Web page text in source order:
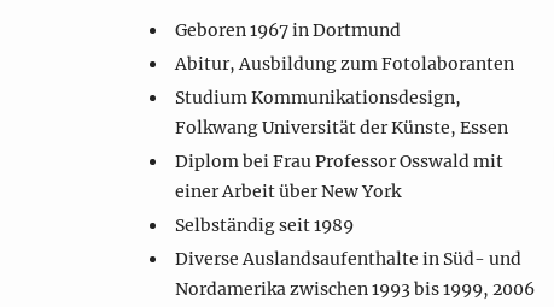
Geboren 1967 in Dortmund
Abitur, Ausbildung zum Fotolaboranten
Studium Kommunikationsdesign,
Folkwang Universität der Künste, Essen
Diplom bei Frau Professor Osswald mit
einer Arbeit über New York
Selbständig seit 1989
Diverse Auslandsaufenthalte in Süd- und
Nordamerika zwischen 1993 bis 1999, 2006